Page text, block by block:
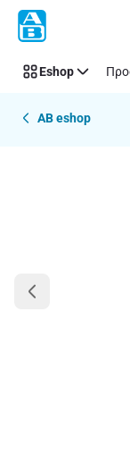
Παράλειψη
Eshop
AB eshop